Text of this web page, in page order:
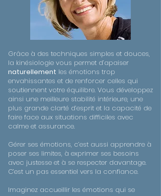
Grâce à des techniques simples et douces,
la kinésiologie vous permet d’apaiser
naturellement les émotions trop
envahissantes et de renforcer celles qui
soutiennent votre équilibre. Vous développez
ainsi une meilleure stabilité intérieure, une
plus grande clarté d’esprit et la capacité de
faire face aux situations difficiles avec
calme et assurance.
Gérer ses émotions, c’est aussi apprendre à
poser ses limites, à exprimer ses besoins
avec justesse et à se respecter davantage.
C’est un pas essentiel vers la confiance.
Imaginez accueillir les émotions qui se